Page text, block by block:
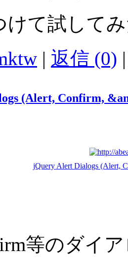
けて試して
| 返信 (0)
(Alert, Confirm,
jQuery Alert Dialogs (Alert,
等のダイ